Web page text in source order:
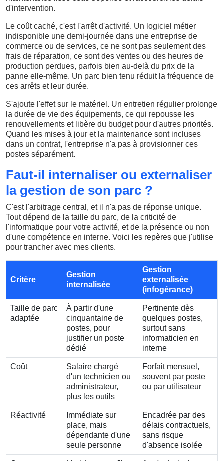
d'intervention.
Le coût caché, c'est l'arrêt d'activité. Un logiciel métier
indisponible une demi-journée dans une entreprise de
commerce ou de services, ce ne sont pas seulement des
frais de réparation, ce sont des ventes ou des heures de
production perdues, parfois bien au-delà du prix de la
panne elle-même. Un parc bien tenu réduit la fréquence de
ces arrêts et leur durée.
S'ajoute l'effet sur le matériel. Un entretien régulier prolonge
la durée de vie des équipements, ce qui repousse les
renouvellements et libère du budget pour d'autres priorités.
Quand les mises à jour et la maintenance sont incluses
dans un contrat, l'entreprise n'a pas à provisionner ces
postes séparément.
Faut-il internaliser ou externaliser
la gestion de son parc ?
C'est l'arbitrage central, et il n'a pas de réponse unique.
Tout dépend de la taille du parc, de la criticité de
l'informatique pour votre activité, et de la présence ou non
d'une compétence en interne. Voici les repères que j'utilise
pour trancher avec mes clients.
Critère
Gestion
internalisée
Gestion
externalisée
(infogérance)
Taille de parc
adaptée
À partir d'une
cinquantaine de
postes, pour
justifier un poste
dédié
Pertinente dès
quelques postes,
surtout sans
informaticien en
interne
Coût
Salaire chargé
d'un technicien ou
administrateur,
plus les outils
Forfait mensuel,
souvent par poste
ou par utilisateur
Réactivité
Immédiate sur
place, mais
dépendante d'une
seule personne
Encadrée par des
délais contractuels,
sans risque
d'absence isolée